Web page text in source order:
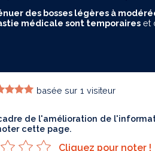
des bosses légères à
médicale sont temporaires et
basée sur 1 visiteur
de l'amélioration de
cette page.
Cliquez pour noter !